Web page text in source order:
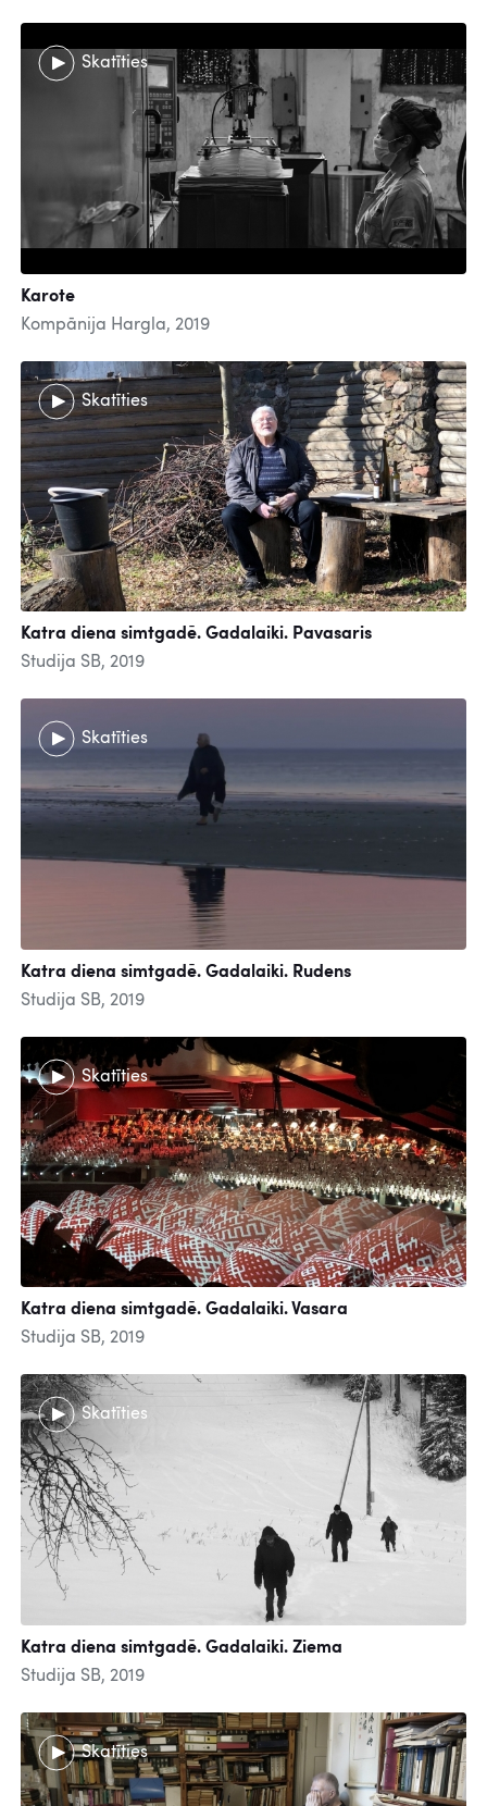
Skatīties
Karote
Kompānija Hargla, 2019
Skatīties
Katra diena simtgadē. Gadalaiki. Pavasaris
Studija SB, 2019
Skatīties
Katra diena simtgadē. Gadalaiki. Rudens
Studija SB, 2019
Skatīties
Katra diena simtgadē. Gadalaiki. Vasara
Studija SB, 2019
Skatīties
Katra diena simtgadē. Gadalaiki. Ziema
Studija SB, 2019
Skatīties